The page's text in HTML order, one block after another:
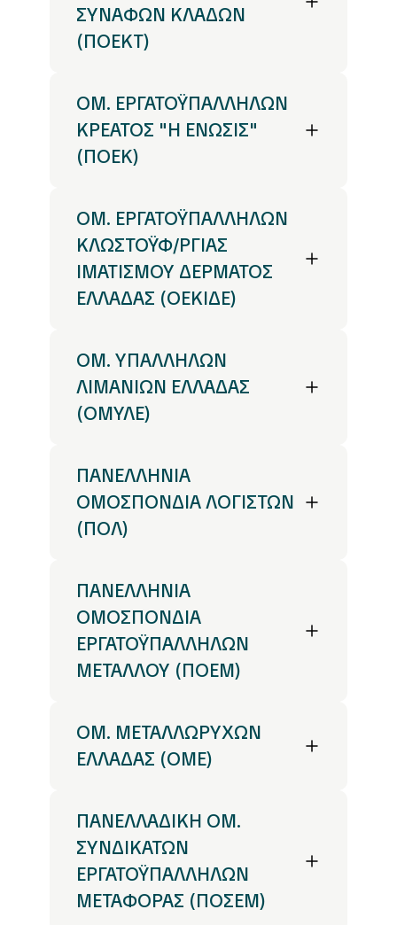
ΣΥΝΑΦΩΝ ΚΛΑΔΩΝ
(ΠΟΕΚΤ)
ΟΜ. ΕΡΓΑΤΟΫΠΑΛΛΗΛΩΝ
ΚΡΕΑΤΟΣ "Η ΕΝΩΣΙΣ"
(ΠOEK)
ΟΜ. ΕΡΓΑΤΟΫΠΑΛΛΗΛΩΝ
ΚΛΩΣΤΟΫΦ/ΡΓΙΑΣ
ΙΜΑΤΙΣΜΟΥ ΔΕΡΜΑΤΟΣ
ΕΛΛΑΔΑΣ (ΟΕΚΙΔΕ)
ΟΜ. ΥΠΑΛΛΗΛΩΝ
ΛΙΜΑΝΙΩΝ ΕΛΛΑΔΑΣ
(ΟΜΥΛΕ)
ΠΑΝΕΛΛΗΝΙΑ
ΟΜΟΣΠΟΝΔΙΑ ΛΟΓΙΣΤΩΝ
(ΠΟΛ)
ΠΑΝΕΛΛΗΝΙΑ
ΟΜΟΣΠΟΝΔΙΑ
ΕΡΓΑΤΟΫΠΑΛΛΗΛΩΝ
ΜΕΤΑΛΛΟΥ (ΠΟΕΜ)
ΟΜ. ΜΕΤΑΛΛΩΡΥΧΩΝ
ΕΛΛΑΔΑΣ (ΟΜΕ)
ΠΑΝΕΛΛΑΔΙΚΗ ΟΜ.
ΣΥΝΔΙΚΑΤΩΝ
ΕΡΓΑΤΟΫΠΑΛΛΗΛΩΝ
ΜΕΤΑΦΟΡΑΣ (ΠΟΣΕΜ)